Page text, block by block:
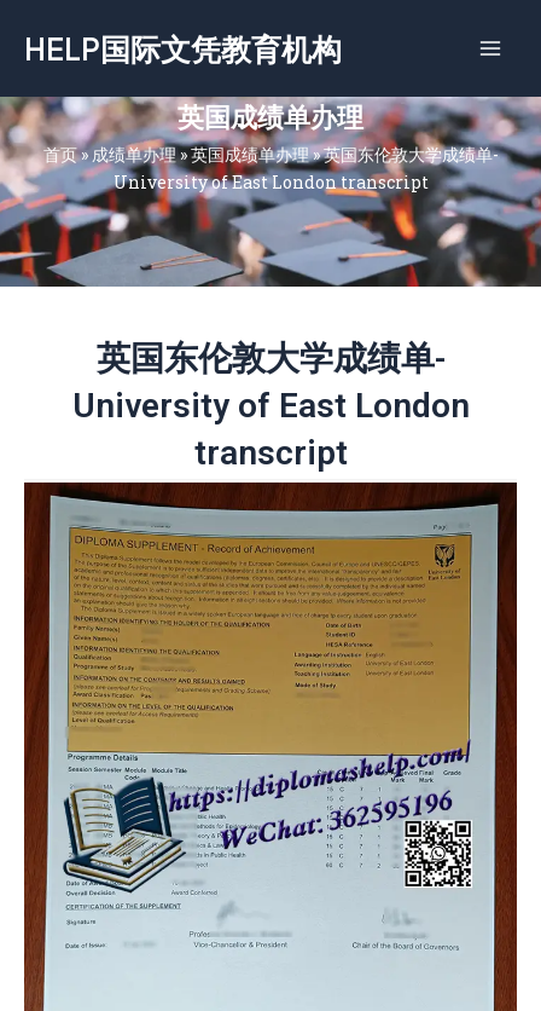
容
HELP国际文凭教育机构
英国成绩单办理
首页»成绩单办理»英国成绩单办理»英国东伦敦大学成绩单-
University of East London transcript
英国东伦敦大学成绩单-
University of East London
transcript